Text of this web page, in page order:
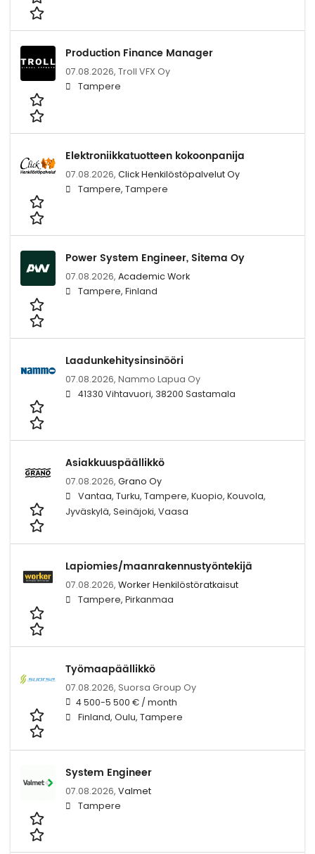
Production Finance Manager
07.08.2026, Troll VFX Oy
Tampere
Elektroniikkatuotteen kokoonpanija
07.08.2026, Click Henkilöstöpalvelut Oy
Tampere, Tampere
Power System Engineer, Sitema Oy
07.08.2026, Academic Work
Tampere, Finland
Laadunkehitysinsinööri
07.08.2026, Nammo Lapua Oy
41330 Vihtavuori, 38200 Sastamala
Asiakkuuspäällikkö
07.08.2026, Grano Oy
Vantaa, Turku, Tampere, Kuopio, Kouvola,
Jyväskylä, Seinäjoki, Vaasa
Lapiomies/maanrakennustyöntekijä
07.08.2026, Worker Henkilöstöratkaisut
Tampere, Pirkanmaa
Työmaapäällikkö
07.08.2026, Suorsa Group Oy
4 500-5 500 € / month
Finland, Oulu, Tampere
System Engineer
07.08.2026, Valmet
Tampere